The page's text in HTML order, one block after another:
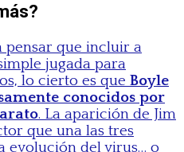
pensar que incluir a
jugada para
lo cierto es que Boyle
conocidos por
. La aparición de Jim
que una las tres
evolución del virus… o